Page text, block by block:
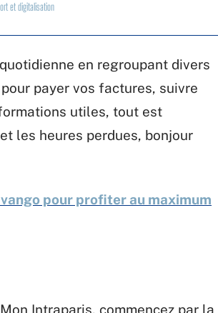
et digitalisation
en regroupant divers
payer vos factures, suivre
utiles, tout est
les heures perdues, bonjour
pour profiter au maximum
Intraparis, commencez par la